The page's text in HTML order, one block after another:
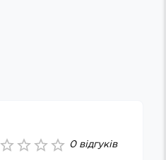
0відгуків